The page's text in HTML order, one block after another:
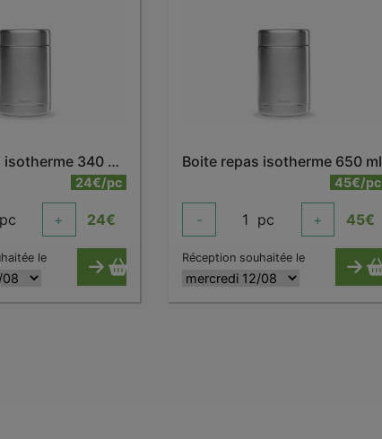
Boite repas isotherme 340 ml inox
24€/pc
pc + 24€
le
Boite repas isotherme 650 ml
45€/pc
- 1 pc + 45€
Réception souhaitée le